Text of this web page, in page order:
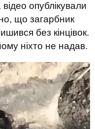
відео опублікували
що загарбник
без кінцівок.
ніхто не надав.